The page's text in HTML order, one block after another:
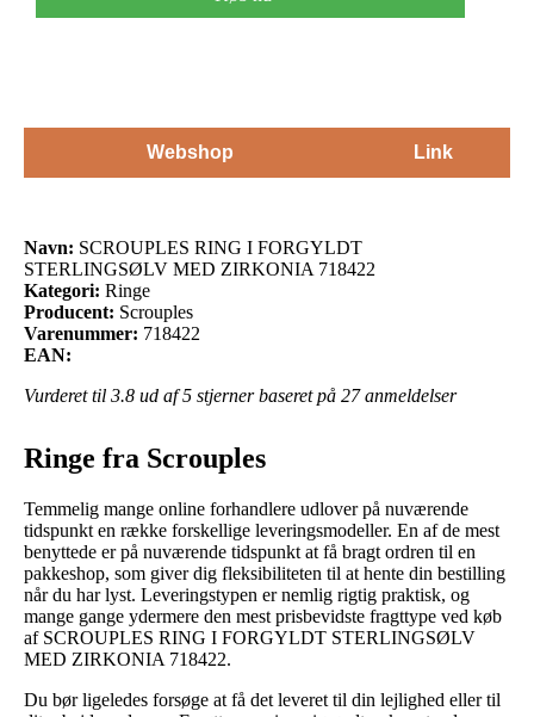
Webshop Link
Navn: SCROUPLES RING I FORGYLDT
STERLINGSØLV MED ZIRKONIA 718422
Kategori: Ringe
Producent: Scrouples
Varenummer: 718422
EAN:
Vurderet til 3.8 ud af 5 stjerner baseret på 27anmeldelser
Ringe fra Scrouples
Temmelig mange online forhandlere udlover på nuværende
tidspunkt en række forskellige leveringsmodeller. En af de mest
benyttede er på nuværende tidspunkt at få bragt ordren til en
pakkeshop, som giver dig fleksibiliteten til at hente din bestilling
når du har lyst. Leveringstypen er nemlig rigtig praktisk, og
mange gange ydermere den mest prisbevidste fragttype ved køb
af SCROUPLES RING I FORGYLDT STERLINGSØLV
MED ZIRKONIA 718422.
Du bør ligeledes forsøge at få det leveret til din lejlighed eller til